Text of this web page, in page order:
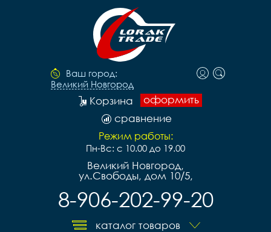
Ваш город:
Великий Новгород
оформить
Корзина
сравнение
Режим работы:
Пн-Вс: с 10.00 до 19.00
Великий Новгород,
ул.Свободы, дом 10/5,
8-906-202-99-20
каталог товаров